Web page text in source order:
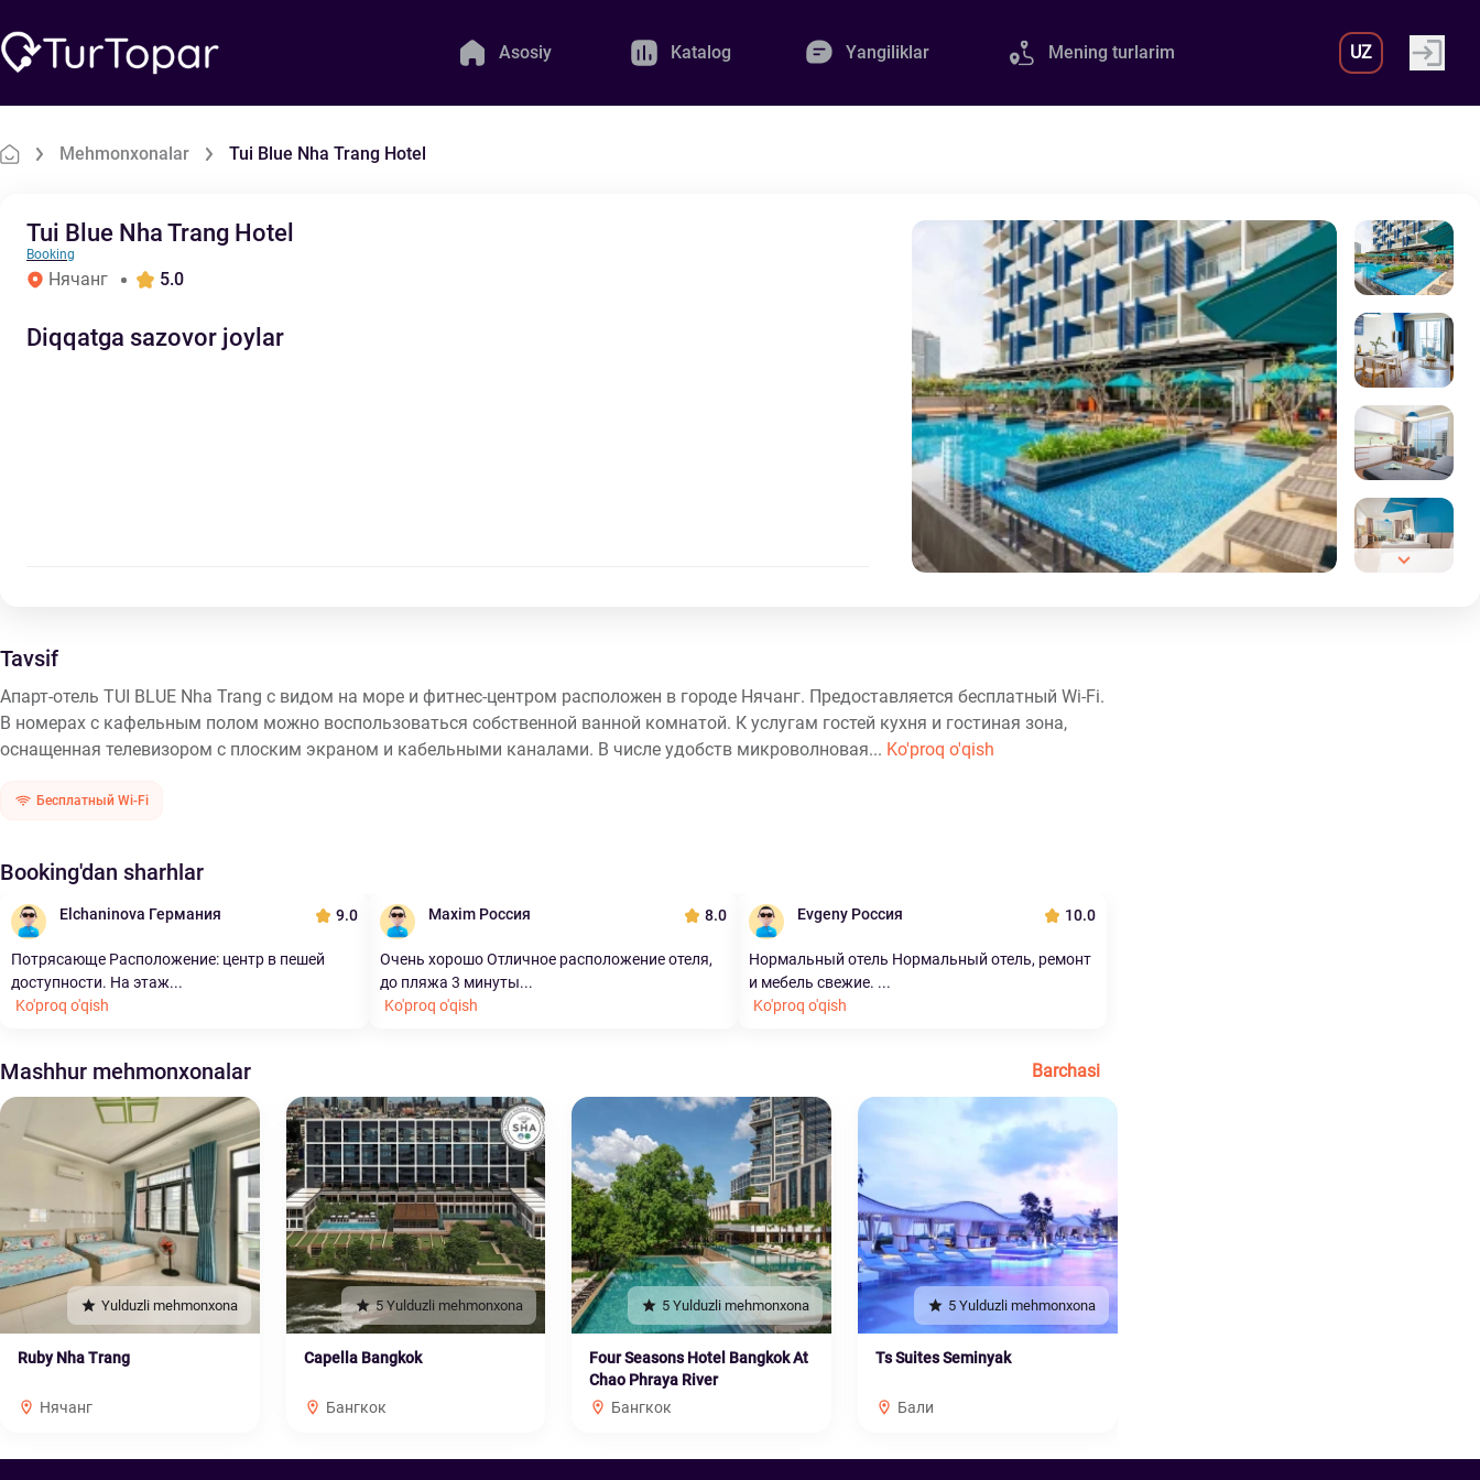
Asosiy Katalog Yangiliklar Mening turlarim UZ
Mehmonxonalar Tui Blue Nha Trang Hotel
Tui Blue Nha Trang Hotel
Booking
Нячанг 5.0
Diqqatga sazovor joylar
Tavsif
Апарт-отель TUI BLUE Nha Trang с видом на море и фитнес-центром расположен в городе Нячанг. Предоставляется бесплатный Wi-Fi.
В номерах с кафельным полом можно воспользоваться собственной ванной комнатой. К услугам гостей кухня и гостиная зона,
оснащенная телевизором с плоским экраном и кабельными каналами. В числе удобств микроволновая... Ko'proq o'qish
Бесплатный Wi-Fi
Booking'dan sharhlar
Elchaninova Германия 9.0
Потрясающе Расположение: центр в пешей
доступности. На этаж...
Ko'proq o'qish
Maxim Россия 8.0
Очень хорошо Отличное расположение отеля,
до пляжа 3 минуты...
Ko'proq o'qish
Evgeny Россия 10.0
Нормальный отель Нормальный отель, ремонт
и мебель свежие. ...
Ko'proq o'qish
Mashhur mehmonxonalar Barchasi
Yulduzli mehmonxona
Ruby Nha Trang
Нячанг
5 Yulduzli mehmonxona
Capella Bangkok
Бангкок
5 Yulduzli mehmonxona
Four Seasons Hotel Bangkok At
Chao Phraya River
Бангкок
5 Yulduzli mehmonxona
Ts Suites Seminyak
Бали